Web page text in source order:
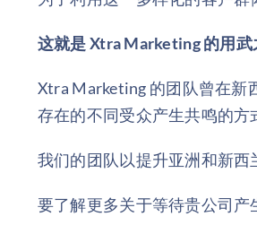
这就是 Xtra Marketing 的用武
Xtra Marketing 的团队曾在新
存在的不同受众产生共鸣的方
我们的团队以提升亚洲和新西
要了解更多关于等待贵公司产